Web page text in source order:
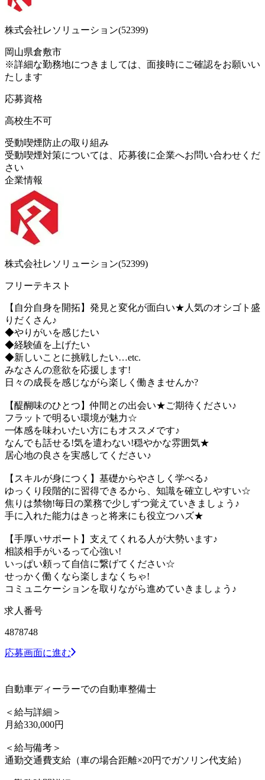
株式会社レソリューション(52399)
岡山県倉敷市
※詳細な勤務地につきましては、面接時にご確認をお願いい
たします
応募資格
高校生不可
受動喫煙防止の取り組み
受動喫煙対策については、応募後に企業へお問い合わせくだ
さい
企業情報
株式会社レソリューション(52399)
フリーテキスト
【自分自身を開拓】発見と変化が面白い★人気のオシゴト盛
りだくさん♪
◆やりがいを感じたい
◆経験値を上げたい
◆新しいことに挑戦したい…etc.
みなさんの意欲を応援します!
日々の成長を感じながら楽しく働きませんか?
【醍醐味のひとつ】仲間との出会い★ご期待ください♪
フラットで明るい環境が魅力☆
一体感を味わいたい方にもオススメです♪
なんでも話せる!気を遣わない!穏やかな雰囲気★
居心地の良さを実感してください♪
【スキルが身につく】基礎からやさしく学べる♪
ゆっくり段階的に習得できるから、知識を確立しやすい☆
焦りは禁物!毎日の業務で少しずつ覚えていきましょう♪
手に入れた能力はきっと将来にも役立つハズ★
【手厚いサポート】支えてくれる人が大勢います♪
相談相手がいるって心強い!
いっぱい頼って自信に繋げてください☆
せっかく働くなら楽しまなくちゃ!
コミュニケーションを取りながら進めていきましょう♪
求人番号
4878748
応募画面に進む
自動車ディーラーでの自動車整備士
＜給与詳細＞
月給330,000円
＜給与備考＞
通勤交通費支給（車の場合距離×20円でガソリン代支給）